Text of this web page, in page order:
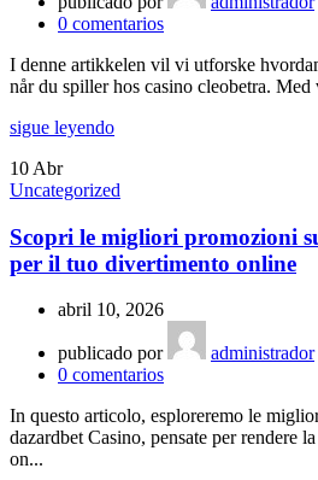
0 comentarios
I denne artikkelen vil vi utforske
når du spiller hos casino cleobetra.
sigue leyendo
10 Abr
Uncategorized
Scopri le migliori promozioni
per il tuo divertimento online
abril 10, 2026
publicado por
administrador
0 comentarios
In questo articolo, esploreremo le
dazardbet Casino, pensate per rendere
on...